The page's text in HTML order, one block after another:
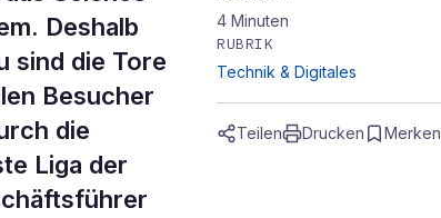
Deshalb
sind die Tore
Besucher
die
Liga der
4 Minuten
RUBRIK
Technik & Digitales
Teilen Drucken Merken